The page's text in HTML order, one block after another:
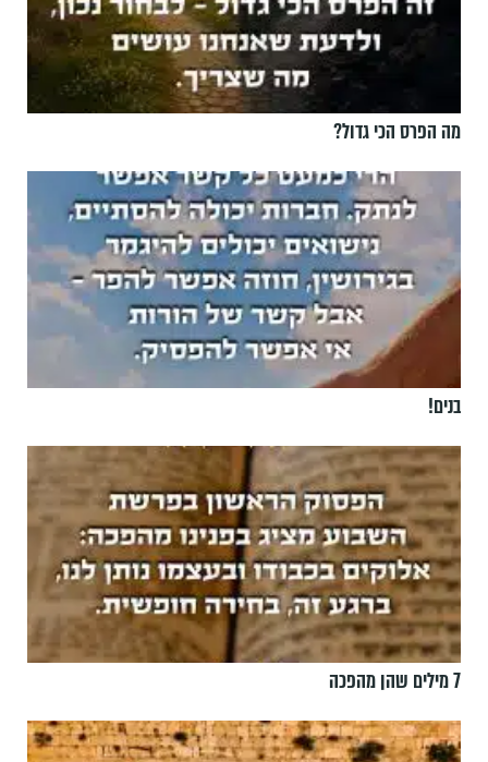
מה הפרס הכי גדול?
בנים!
7 מילים שהן מהפכה